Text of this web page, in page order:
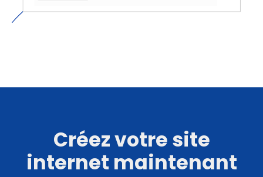
Créez votre site
internet maintenant